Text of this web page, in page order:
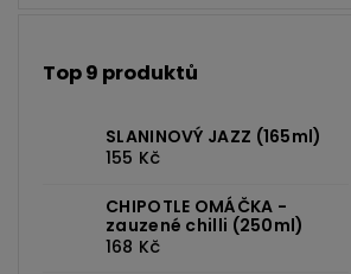
Top 9 produktů
SLANINOVÝ JAZZ (165ml)
155 Kč
CHIPOTLE OMÁČKA -
zauzené chilli (250ml)
168 Kč